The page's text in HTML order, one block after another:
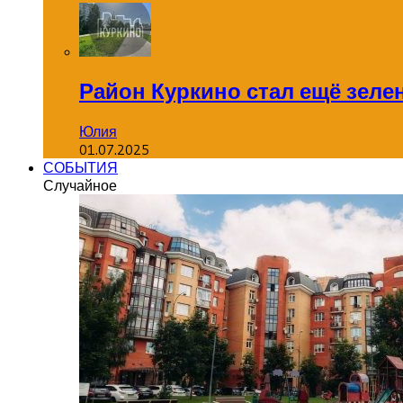
Район Куркино стал ещё
Юлия
01.07.2025
СОБЫТИЯ
Случайное